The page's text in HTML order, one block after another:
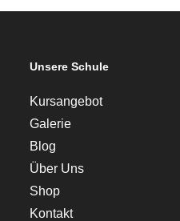
Unsere Schule
Kursangebot
Galerie
Blog
Über Uns
Shop
Kontakt